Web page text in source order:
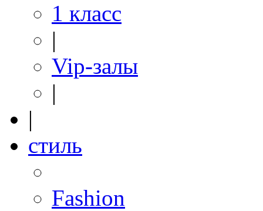
1 класс
|
Vip-залы
|
|
стиль
Fashion